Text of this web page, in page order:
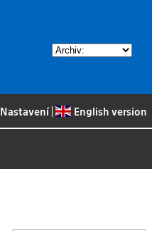
Nastavení| English version